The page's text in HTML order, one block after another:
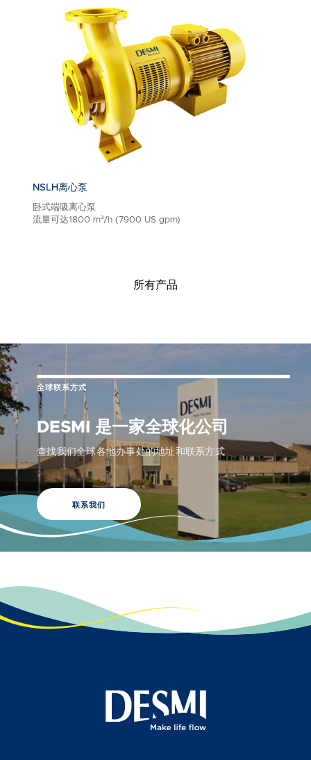
NSLH离心泵
卧式端吸离心泵
流量可达1800 m³/h (7900 US gpm)
所有产品
全球联系方式
DESMI 是一家全球化公司
查找我们全球各地办事处的地址和联系方式
联系我们